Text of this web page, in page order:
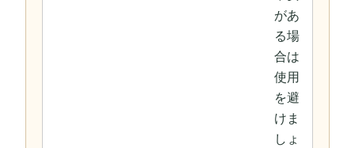
があ
る場
合は
使用
を避
けま
しょ